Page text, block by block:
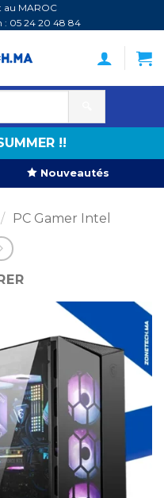
au MAROC
: 05 24 20 48 84
!!
Nouveautés
/ PC Gamer Intel